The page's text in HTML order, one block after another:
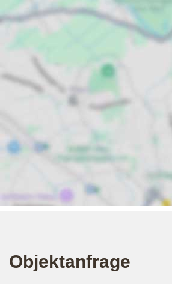
Objektanfrage